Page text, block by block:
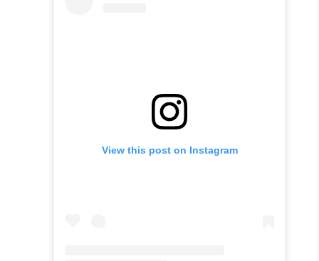
View this post on Instagram